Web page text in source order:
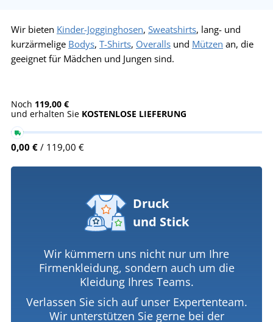
Wir bieten Kinder-Jogginghosen, Sweatshirts, lang- und
kurzärmelige Bodys, T-Shirts, Overalls und Mützen an, die
geeignet für Mädchen und Jungen sind.
Noch 119,00 €
und erhalten Sie KOSTENLOSE LIEFERUNG
0,00 € / 119,00 €
Druck
und Stick
Wir kümmern uns nicht nur um Ihre
Firmenkleidung, sondern auch um die
Kleidung Ihres Teams.
Verlassen Sie sich auf unser Expertenteam.
Wir unterstützen Sie gerne bei der